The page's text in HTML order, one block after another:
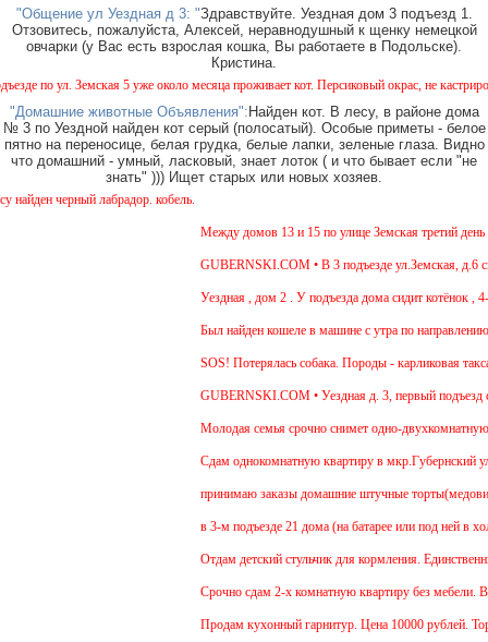
"Общение ул Уездная д 3: "Здравствуйте. Уездная дом 3 подъезд 1.
Отзовитесь, пожалуйста, Алексей, неравнодушный к щенку немецкой
овчарки (у Вас есть взрослая кошка, Вы работаете в Подольске).
Кристина.
ул. Земская 5 уже около месяца проживает кот. Персиковый окрас, не
"Домашние животные Объявления":Найден кот. В лесу, в районе дома
№ 3 по Уездной найден кот серый (полосатый). Особые приметы - белое
пятно на переносице, белая грудка, белые лапки, зеленые глаза. Видно
что домашний - умный, ласковый, знает лоток ( и что бывает если "не
знать" ))) Ищет старых или новых хозяев.
черный лабрадор. кобель.
Между домов 13 и 15 по улице Земская третий день
GUBERNSKI.COM • В 3 подъезде ул.Земская, д.6
Уездная , дом 2 . У подъезда дома сидит котёнок , 4-
Был найден кошеле в машине с утра по направлению
SOS! Потерялась собака. Породы - карликовая
GUBERNSKI.COM • Уездная д. 3, первый
Молодая семья срочно снимет одно-двухкомнатную
Cдам однокомнатную квартиру в мкр.Губернский
принимаю заказы домашние штучные торты(медовик,
в 3-м подъезде 21 дома (на батарее или под ней в
Отдам детский стульчик для кормления.
Срочно сдам 2-х комнатную квартиру без мебели. В
Продам кухонный гарнитур. Цена 10000 рублей. Торг